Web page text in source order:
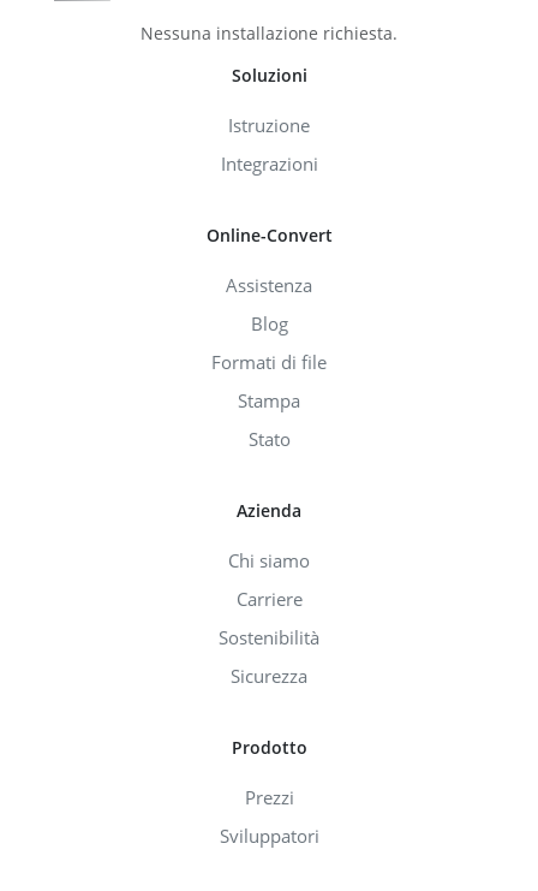
Nessuna installazione richiesta.
Soluzioni
Istruzione
Integrazioni
Online-Convert
Assistenza
Blog
Formati di file
Stampa
Stato
Azienda
Chi siamo
Carriere
Sostenibilità
Sicurezza
Prodotto
Prezzi
Sviluppatori